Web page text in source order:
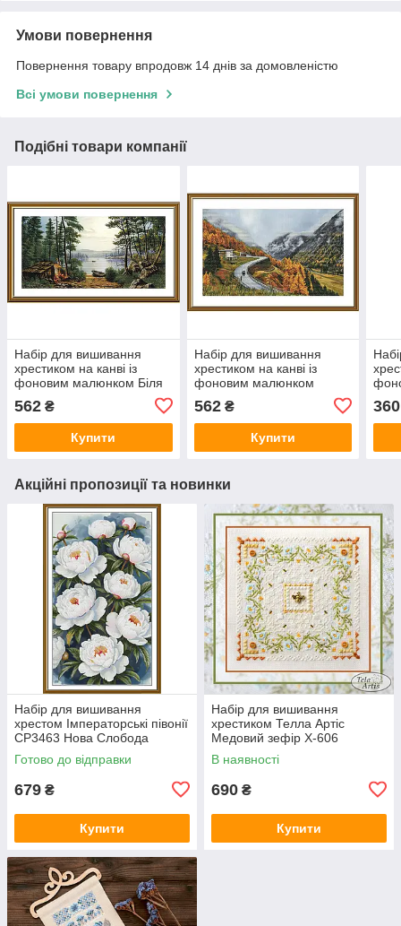
Умови повернення
Повернення товару впродовж 14 днів за домовленістю
Всі умови повернення
Подібні товари компанії
Набір для вишивання
хрестиком на канві із
фоновим малюнком Біля
562 ₴
Купити
Набір для вишивання
хрестиком на канві із
фоновим малюнком
562₴
Купити
360
Акційні пропозиції та новинки
Набір для вишивання
хрестом Імператорські півонії
СР3463 Нова Слобода
Готово до відправки
679 ₴
Купити
Набір для вишивання
хрестиком Телла Артіс
Медовий зефір Х-606
В наявності
690 ₴
Купити